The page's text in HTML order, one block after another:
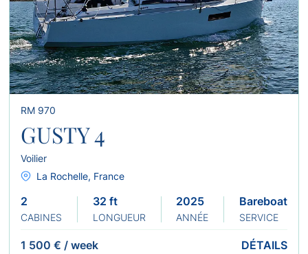
RM 970
GUSTY 4
Voilier
La Rochelle, France
2
CABINES
32 ft
LONGUEUR
2025
ANNÉE
Bareboat
SERVICE
1 500 € / week DÉTAILS